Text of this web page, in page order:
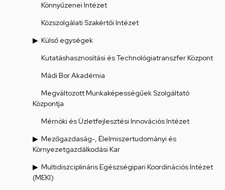
Könnyűzenei Intézet
Közszolgálati Szakértői Intézet
Külső egységek
Kutatáshasznosítási és Technológiatranszfer Központ
Mádi Bor Akadémia
Megváltozott Munkaképességűek Szolgáltató
Központja
Mérnöki és Üzletfejlesztési Innovációs Intézet
Mezőgazdaság-, Élelmiszertudományi és
Környezetgazdálkodási Kar
Multidiszciplináris Egészségipari Koordinációs Intézet
(MEKI)